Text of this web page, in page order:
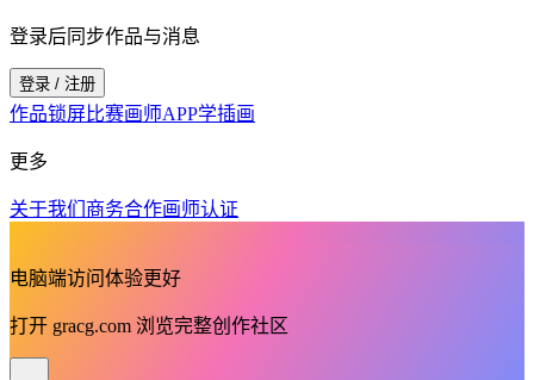
登录后同步作品与消息
登录 / 注册
作品锁屏比赛画师APP学插画
更多
关于我们 商务合作画师认证
电脑端访问体验更好
打开 gracg.com 浏览完整创作社区